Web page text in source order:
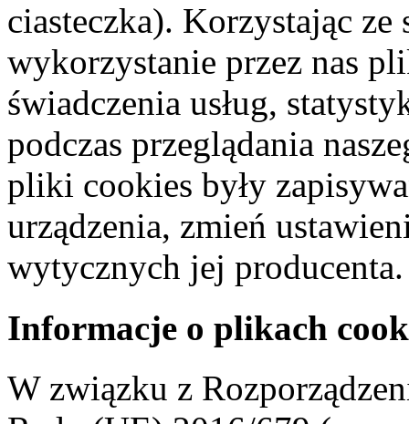
ciasteczka). Korzystając
wykorzystanie przez nas
świadczenia usług,
podczas przeglądania
pliki cookies były
urządzenia, zmień
wytycznych jej producenta.
Informacje o plikach
W związku z